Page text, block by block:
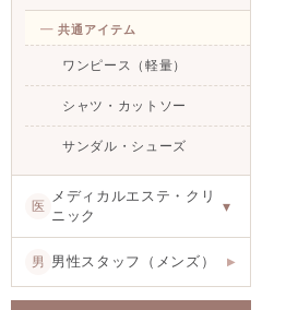
共通アイテム
ワンピース（軽量）
シャツ・カットソー
サンダル・シューズ
医
メディカルエステ・クリ
ニック
▾
男 男性スタッフ（メンズ） ▶